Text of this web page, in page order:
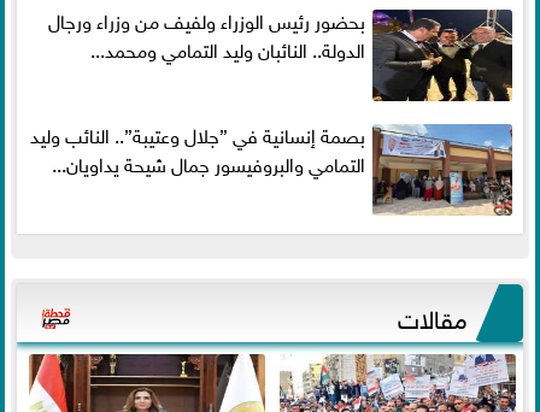
بحضور رئيس الوزراء ولفيف من وزراء ورجال
الدولة.. النائبان وليد التمامي ومحمد...
بصمة إنسانية في ”جلال وعتيبة”.. النائب وليد
التمامي والبروفيسور جمال شيحة يداويان...
مقالات